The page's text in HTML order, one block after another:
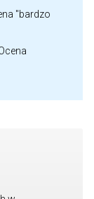
"bardzo